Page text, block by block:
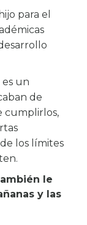
para el
es un
de
cumplirlos,
los límites
le
y las